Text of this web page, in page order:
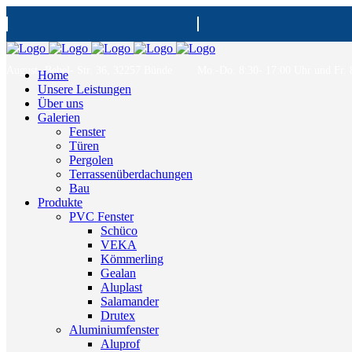
August- Bebel- Str. 36, 32257 Bünde
Home
Unsere Leistungen
Über uns
Galerien
Fenster
Türen
Pergolen
Terrassenüberdachungen
Bau
Produkte
PVC Fenster
Schüco
VEKA
Kömmerling
Gealan
Aluplast
Salamander
Drutex
Aluminiumfenster
Aluprof